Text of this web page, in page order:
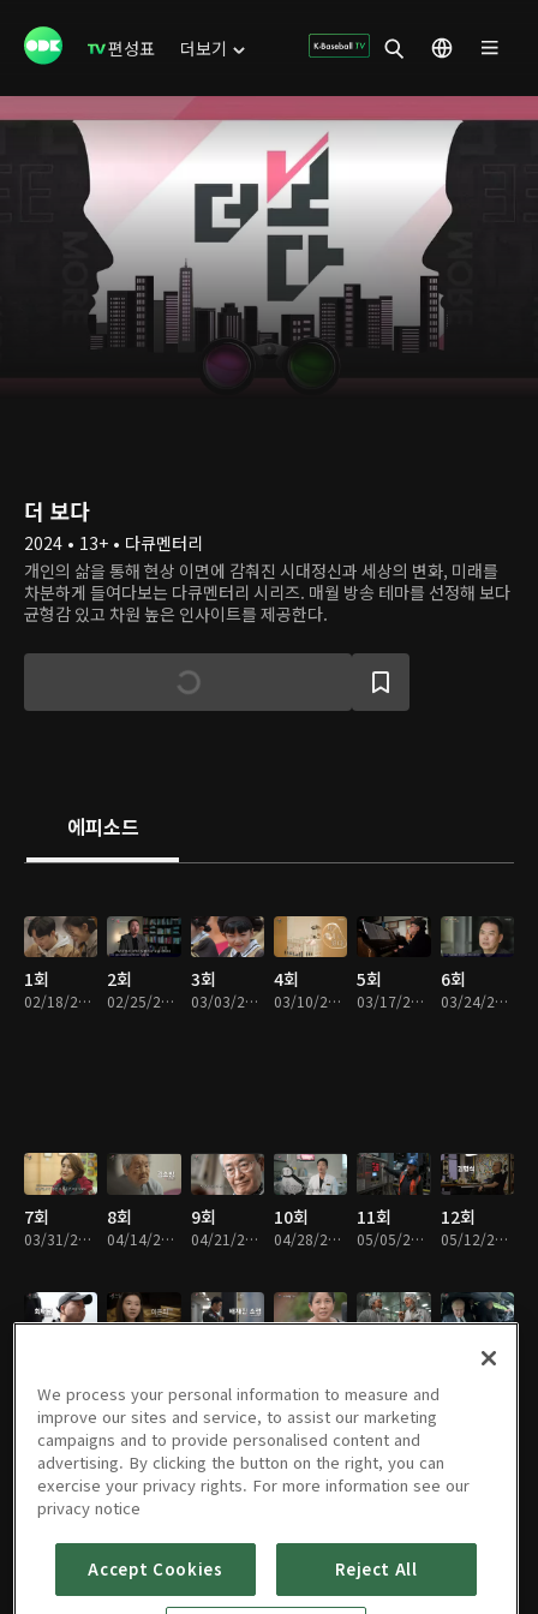
편성표 더보기
더 보다
2024 • 13+ • 다큐멘터리
개인의 삶을 통해 현상 이면에 감춰진 시대정신과 세상의 변화, 미래를
차분하게 들여다보는 다큐멘터리 시리즈. 매월 방송 테마를 선정해 보다
균형감 있고 차원 높은 인사이트를 제공한다.
에피소드
1회
02/18/2024 • 40분
2회
02/25/2024 • 40분
3회
03/03/2024 • 40분
4회
03/10/2024 • 39분
5회
03/17/2024 • 39분
6회
03/24/2024 • 39분
7회
03/31/2024 • 41분
8회
04/14/2024 • 39분
9회
04/21/2024 • 39분
10회
04/28/2024 • 41분
11회
05/05/2024 • 39분
12회
05/12/2024 • 39분
19회
07/07/2024 • 39분
20회 21회 22회 23회 24회
We process your personal information to measure and
improve our sites and service, to assist our marketing
campaigns and to provide personalised content and
advertising. By clicking the button on the right, you can
exercise your privacy rights. For more information see our
privacy notice
Accept Cookies Reject All